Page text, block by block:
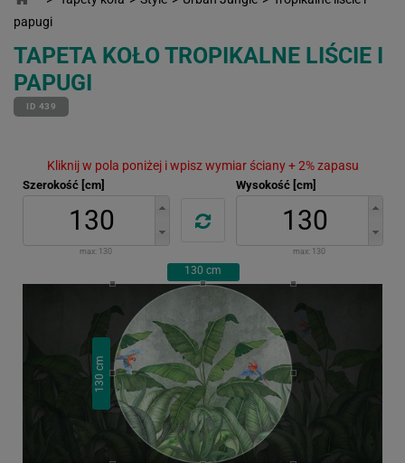
papugi
TAPETA KOŁO TROPIKALNE LIŚCIE I
PAPUGI
ID 439
Kliknij w pola poniżej i wpisz wymiar ściany + 2% zapasu
Szerokość [cm]
max: 130
Wysokość [cm]
max: 130
130 cm
130
cm